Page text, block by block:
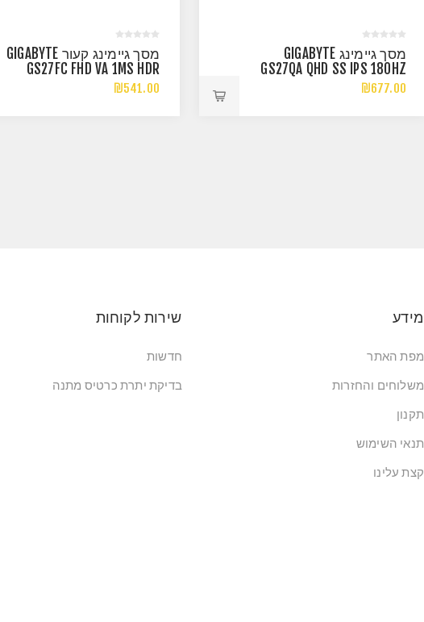
מסך גיימינג GIGABYTE
GS27QA QHD SS IPS 180HZ
1MS HDR READY
₪677.00
מסך גיימינג קעור GIGABYTE
GS27FC FHD VA 1MS HDR
READY 180HZ
₪541.00
מידע
מפת האתר
משלוחים והחזרות
תקנון
תנאי השימוש
קצת עלינו
שירות לקוחות
חדשות
בדיקת יתרת כרטיס מתנה